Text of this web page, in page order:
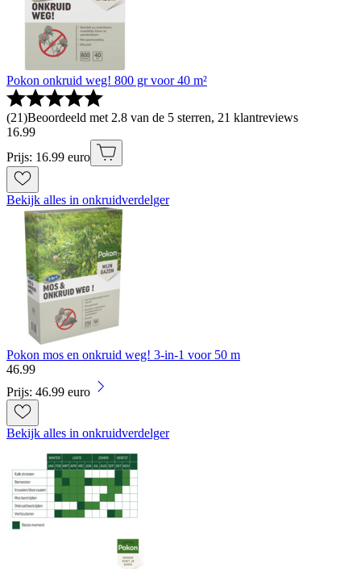
Pokon onkruid weg! 800 gr voor 40 m²
(21)Beoordeeld met 2.8 van de 5 sterren, 21 klantreviews
16.99
Prijs: 16.99 euro
Bekijk alles in onkruidverdelger
Pokon mos en onkruid weg! 3-in-1 voor 50 m
46.99
Prijs: 46.99 euro
Bekijk alles in onkruidverdelger